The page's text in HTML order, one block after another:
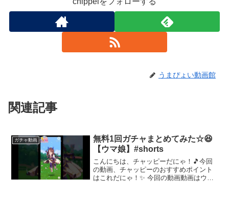
うまぴょい動画館
関連記事
ガチャ動画
無料1回ガチャまとめてみた☆😆
【ウマ娘】#shorts
こんにちは、チャッピーだにゃ！🎵今回
の動画、チャッピーのおすすめポイント
はこれだにゃ！✨ 今回の動画動画はウマ